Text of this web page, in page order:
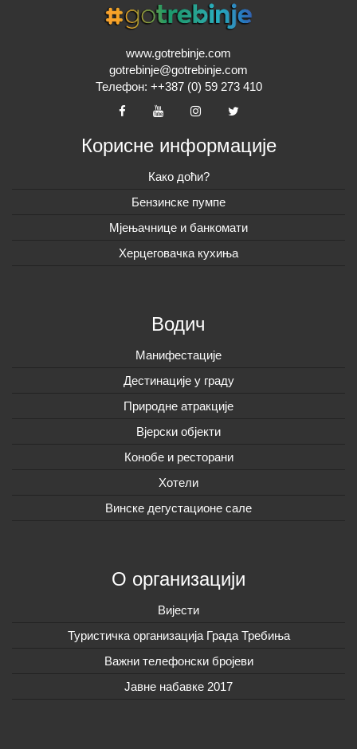
www.gotrebinje.com
gotrebinje@gotrebinje.com
Телефон: ++387 (0) 59 273 410
Корисне информације
Како доћи?
Бензинске пумпе
Мјењачнице и банкомати
Херцеговачка кухиња
Водич
Манифестације
Дестинације у граду
Природне атракције
Вјерски објекти
Конобе и ресторани
Хотели
Винске дегустационе сале
О организацији
Вијeсти
Туристичка организација Града Требиња
Важни телефонски бројеви
Јавне набавке 2017